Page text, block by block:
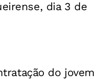
dia 3 de
do jovem